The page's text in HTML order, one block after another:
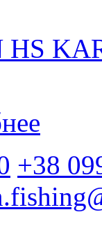
HS
+38